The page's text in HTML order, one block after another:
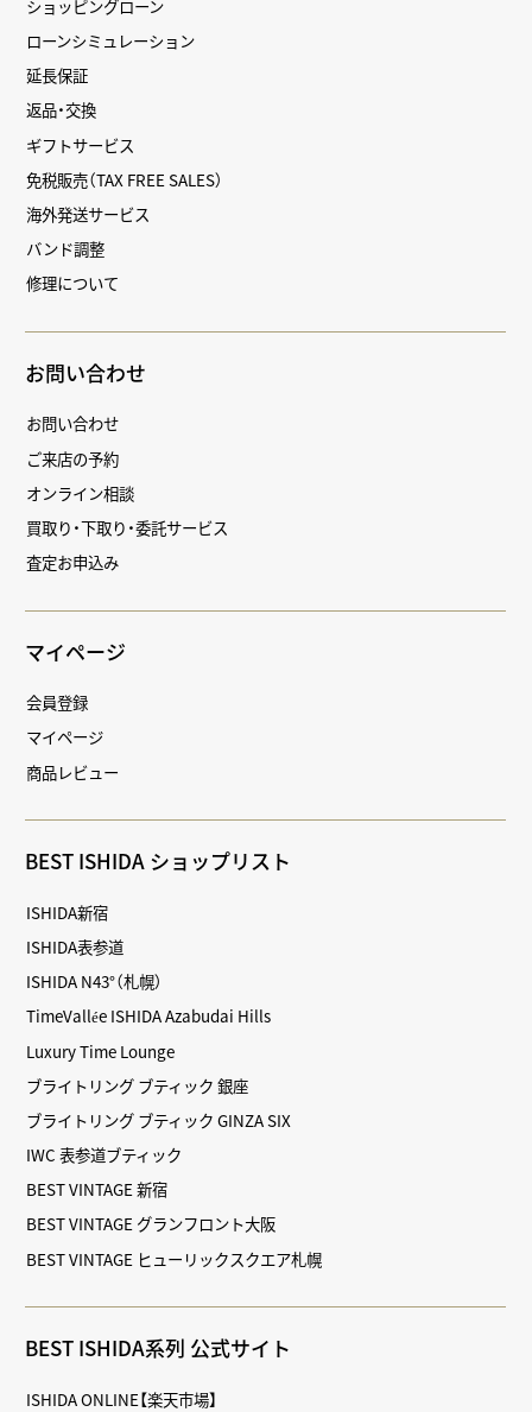
ショッピングローン
ローンシミュレーション
延長保証
返品・交換
ギフトサービス
免税販売（TAX FREE SALES）
海外発送サービス
バンド調整
修理について
お問い合わせ
お問い合わせ
ご来店の予約
オンライン相談
買取り・下取り・委託サービス
査定お申込み
マイページ
会員登録
マイページ
商品レビュー
BEST ISHIDA ショップリスト
ISHIDA新宿
ISHIDA表参道
ISHIDA N43°（札幌）
TimeVallée ISHIDA Azabudai Hills
Luxury Time Lounge
ブライトリング ブティック 銀座
ブライトリング ブティック GINZA SIX
IWC 表参道ブティック
BEST VINTAGE 新宿
BEST VINTAGE グランフロント大阪
BEST VINTAGE ヒューリックスクエア札幌
BEST ISHIDA系列 公式サイト
ISHIDA ONLINE【楽天市場】